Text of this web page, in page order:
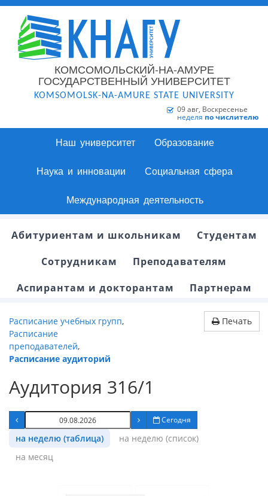
КОМСОМОЛЬСКИЙ-НА-АМУРЕ
ГОСУДАРСТВЕННЫЙ УНИВЕРСИТЕТ
KOMSOMOLSK-NA-AMURE STATE UNIVERSITY
09 авг, Воскресенье
неделя по числителю
Наш университет Образование
Наука и инновации Социальная сфера
Международная деятельность
Абитуриентам и школьникам
Студентам
Сотрудникам
Преподавателям
Аспирантам и докторантам
Партнерам
Расписание учебных групп,
Расписание
преподавателей,
Расписание аудиторий
Печать
Аудитория 316/1
Сегодня
на неделю (таблица)
на неделю (список)
на месяц